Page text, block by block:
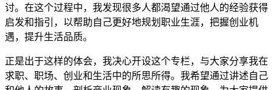
讨。在这个过程中，我发现很多人都渴望通过他人的经验获得
启发和指引，以帮助自己更好地规划职业生涯，把握创业机
遇，提升生活品质。
正是出于这样的体会，我决心开设这个专栏，与大家分享我在
求职、职场、创业和生活中的所思所得。我希望通过讲述自己